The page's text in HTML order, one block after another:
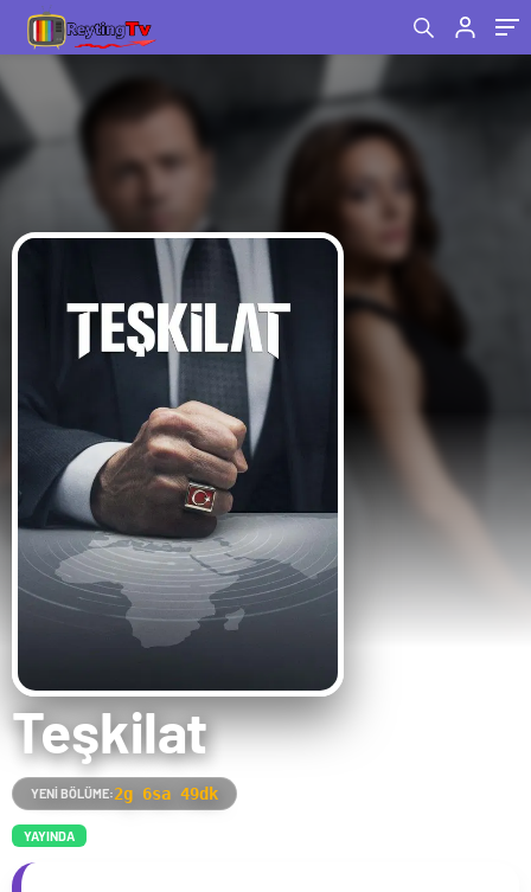
Teşkilat
YENI BÖLÜME:2g 6sa 49dk
YAYINDA
Arasındaki Yarışı Kim Kazandı?